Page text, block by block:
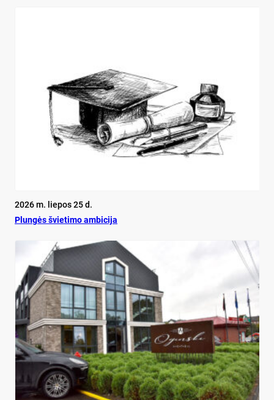
2026 m. liepos 25 d.
Plun­gės švie­ti­mo am­bi­ci­ja